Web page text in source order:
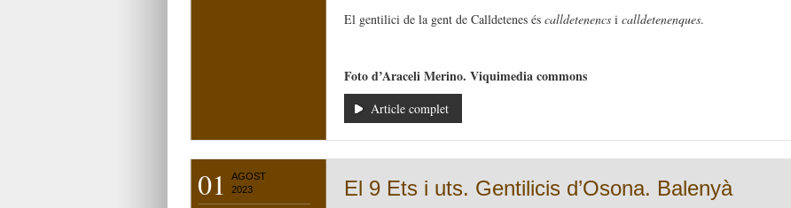
El gentilici de la gent de Calldetenes és calldetenencs i calldetenenques.
Foto d’Araceli Merino. Viquimedia commons
Article complet
01
AGOST
2023
El 9 Ets i uts. Gentilicis d’Osona. Balenyà